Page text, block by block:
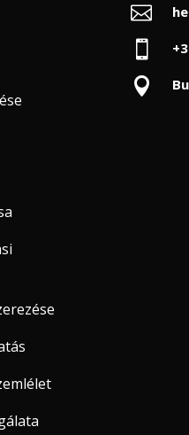


